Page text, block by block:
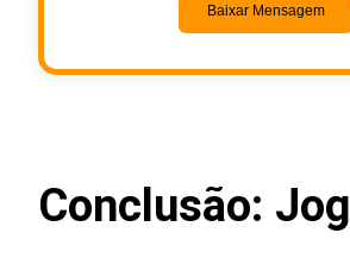
Baixar Mensagem
Conclusão: